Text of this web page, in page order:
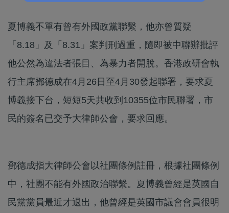
夏博義不單有曾有外國政黨聯繫，他亦曾質疑
「8.18」及「8.31」案判刑過重，隨即被中聯辦批評
他公然為違法者張目、為暴力者開脫。香港政研會執
行主席鄧德成在4月26日至4月30發起聯署，要求夏
博義接下台，短短5天共收到10355位市民聯署，市
民的簽名已交予大律師公會，要求回應。​
鄧德成指大律師公會以社團條例註冊，根據社團條例
中，社團不能有外國政治聯繫。夏博義曾經是英國自
民黨黨員最近才退出，他曾經是英國市議會會員很明